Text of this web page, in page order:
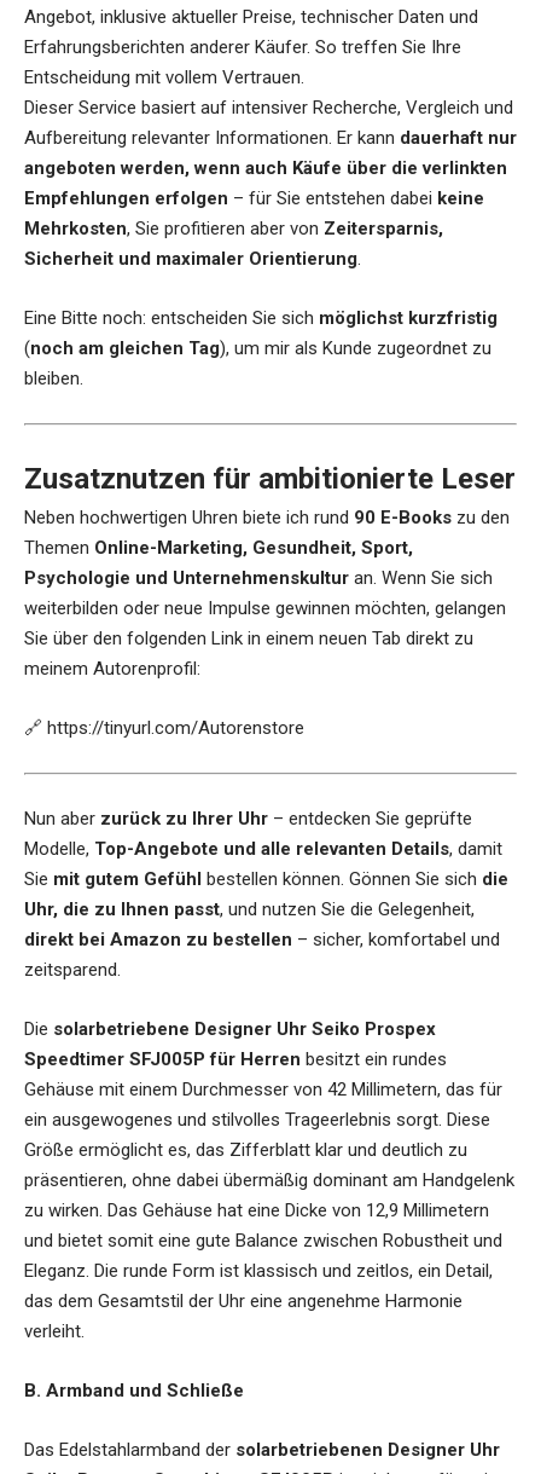
Angebot, inklusive aktueller Preise, technischer Daten und
Erfahrungsberichten anderer Käufer. So treffen Sie Ihre
Entscheidung mit vollem Vertrauen.
Dieser Service basiert auf intensiver Recherche, Vergleich und
Aufbereitung relevanter Informationen. Er kann dauerhaft nur
angeboten werden, wenn auch Käufe über die verlinkten
Empfehlungen erfolgen – für Sie entstehen dabei keine
Mehrkosten, Sie profitieren aber von Zeitersparnis,
Sicherheit und maximaler Orientierung.
Eine Bitte noch: entscheiden Sie sich möglichst kurzfristig
(noch am gleichen Tag), um mir als Kunde zugeordnet zu
bleiben.
Zusatznutzen für ambitionierte Leser
Neben hochwertigen Uhren biete ich rund 90 E-Books zu den
Themen Online-Marketing, Gesundheit, Sport,
Psychologie und Unternehmenskultur an. Wenn Sie sich
weiterbilden oder neue Impulse gewinnen möchten, gelangen
Sie über den folgenden Link in einem neuen Tab direkt zu
meinem Autorenprofil:
🔗 https://tinyurl.com/Autorenstore
Nun aber zurück zu Ihrer Uhr – entdecken Sie geprüfte
Modelle, Top-Angebote und alle relevanten Details, damit
Sie mit gutem Gefühl bestellen können. Gönnen Sie sich die
Uhr, die zu Ihnen passt, und nutzen Sie die Gelegenheit,
direkt bei Amazon zu bestellen – sicher, komfortabel und
zeitsparend.
Die solarbetriebene Designer Uhr Seiko Prospex
Speedtimer SFJ005P für Herren besitzt ein rundes
Gehäuse mit einem Durchmesser von 42 Millimetern, das für
ein ausgewogenes und stilvolles Trageerlebnis sorgt. Diese
Größe ermöglicht es, das Zifferblatt klar und deutlich zu
präsentieren, ohne dabei übermäßig dominant am Handgelenk
zu wirken. Das Gehäuse hat eine Dicke von 12,9 Millimetern
und bietet somit eine gute Balance zwischen Robustheit und
Eleganz. Die runde Form ist klassisch und zeitlos, ein Detail,
das dem Gesamtstil der Uhr eine angenehme Harmonie
verleiht.
B. Armband und Schließe
Das Edelstahlarmband der solarbetriebenen Designer Uhr